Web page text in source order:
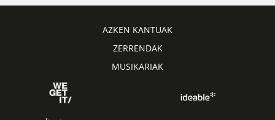
AZKEN KANTUAK
ZERRENDAK
MUSIKARIAK